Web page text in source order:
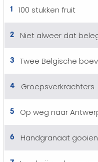
1 100 stukken fruit
2 Niet alweer dat
3 Twee Belgische
4 Groepsverkrachters
5 Op weg naar
6 Handgranaat